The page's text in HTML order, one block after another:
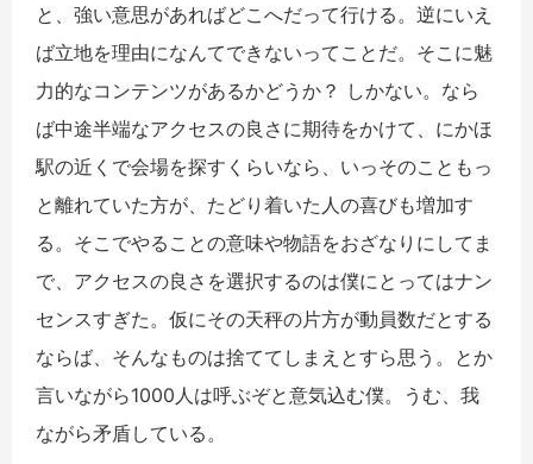
と、強い意思があればどこへだって行ける。逆にいえ
ば立地を理由になんてできないってことだ。そこに魅
力的なコンテンツがあるかどうか？ しかない。なら
ば中途半端なアクセスの良さに期待をかけて、にかほ
駅の近くで会場を探すくらいなら、いっそのこともっ
と離れていた方が、たどり着いた人の喜びも増加す
る。そこでやることの意味や物語をおざなりにしてま
で、アクセスの良さを選択するのは僕にとってはナン
センスすぎた。仮にその天秤の片方が動員数だとする
ならば、そんなものは捨ててしまえとすら思う。とか
言いながら1000人は呼ぶぞと意気込む僕。うむ、我
ながら矛盾している。